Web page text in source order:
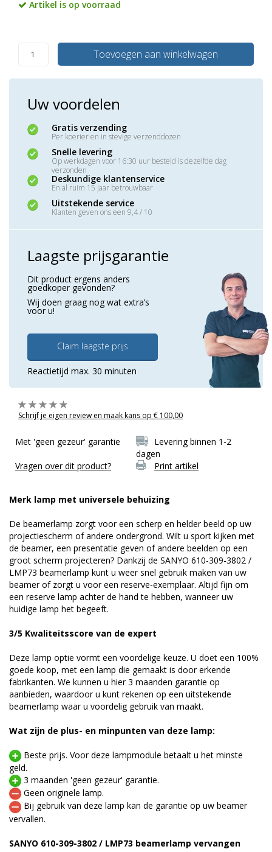
Artikel is op voorraad
Toevoegen aan winkelwagen
Uw voordelen
Gratis verzending
Per koerier en in stevige verzenddozen
Snelle levering
Op werkdagen voor 16:30 uur besteld is dezelfde dag
verzonden
Deskundige klantenservice
En al ruim 15 jaar betrouwbaar
Uitstekende service
Klanten geven ons een 9,4 / 10
Laagste prijsgarantie
Dit product ergens anders
goedkoper gevonden?
Wij doen graag nog wat extra’s
voor u!
Claim laagste prijs
Reactietijd max. 30 minuten
Schrijf je eigen review en maak kans op € 100,00
Met 'geen gezeur' garantie
Levering binnen 1-2
dagen
Vragen over dit product?
Print artikel
Merk lamp met universele behuizing
De beamerlamp zorgt voor een scherp en helder beeld op uw
projectiescherm of andere ondergrond. Wilt u sport kijken met
de beamer, een presentatie geven of andere beelden op een
groot scherm projecteren? Dankzij de SANYO 610-309-3802 /
LMP73 beamerlamp kunt u weer snel gebruik maken van uw
beamer of zorgt u voor een reserve-exemplaar. Altijd fijn om
een reserve lamp achter de hand te hebben, wanneer uw
huidige lamp het begeeft.
3/5 Kwaliteitsscore van de expert
Deze lamp optie vormt een voordelige keuze. U doet een 100%
goede koop, met een lamp die gemaakt is door erkende
fabrikanten. We kunnen u hier 3 maanden garantie op
aanbieden, waardoor u kunt rekenen op een uitstekende
beamerlamp waar u voordelig gebruik van maakt.
Wat zijn de plus- en minpunten van deze lamp:
Beste prijs. Voor deze lampmodule betaalt u het minste
geld.
3 maanden 'geen gezeur' garantie.
Geen originele lamp.
Bij gebruik van deze lamp kan de garantie op uw beamer
vervallen.
SANYO 610-309-3802 / LMP73 beamerlamp vervangen